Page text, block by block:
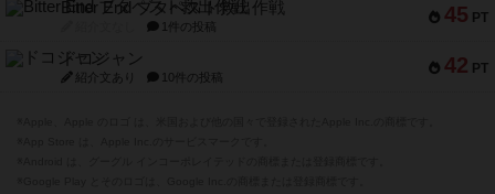
45 PT
Bitter End ブタペスト救出作戦
1件の投稿
42 PT
ドコジャン
紹介文あり 10件の投稿